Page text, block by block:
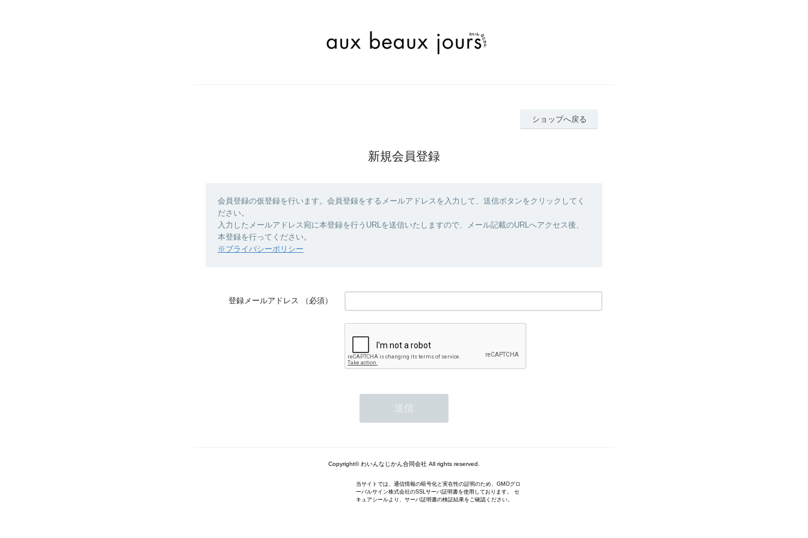
ショップへ戻る
新規会員登録
会員登録の仮登録を行います。会員登録をするメールアドレスを入力して、送信ボタンをクリックしてく
ださい。
入力したメールアドレス宛に本登録を行うURLを送信いたしますので、メール記載のURLへアクセス後、
本登録を行ってください。
※プライバシーポリシー
登録メールアドレス （必須）
Copyright© わいんなじかん合同会社 All rights reserved.
当サイトでは、通信情報の暗号化と実在性の証明のため、GMOグロ
ーバルサイン株式会社のSSLサーバ証明書を使用しております。 セ
キュアシールより、サーバ証明書の検証結果をご確認ください。